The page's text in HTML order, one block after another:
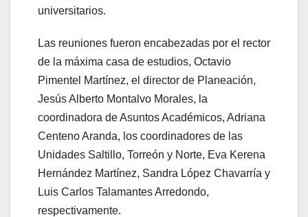
universitarios.
Las reuniones fueron encabezadas por el rector
de la máxima casa de estudios, Octavio
Pimentel Martínez, el director de Planeación,
Jesús Alberto Montalvo Morales, la
coordinadora de Asuntos Académicos, Adriana
Centeno Aranda, los coordinadores de las
Unidades Saltillo, Torreón y Norte, Eva Kerena
Hernández Martínez, Sandra López Chavarría y
Luis Carlos Talamantes Arredondo,
respectivamente.